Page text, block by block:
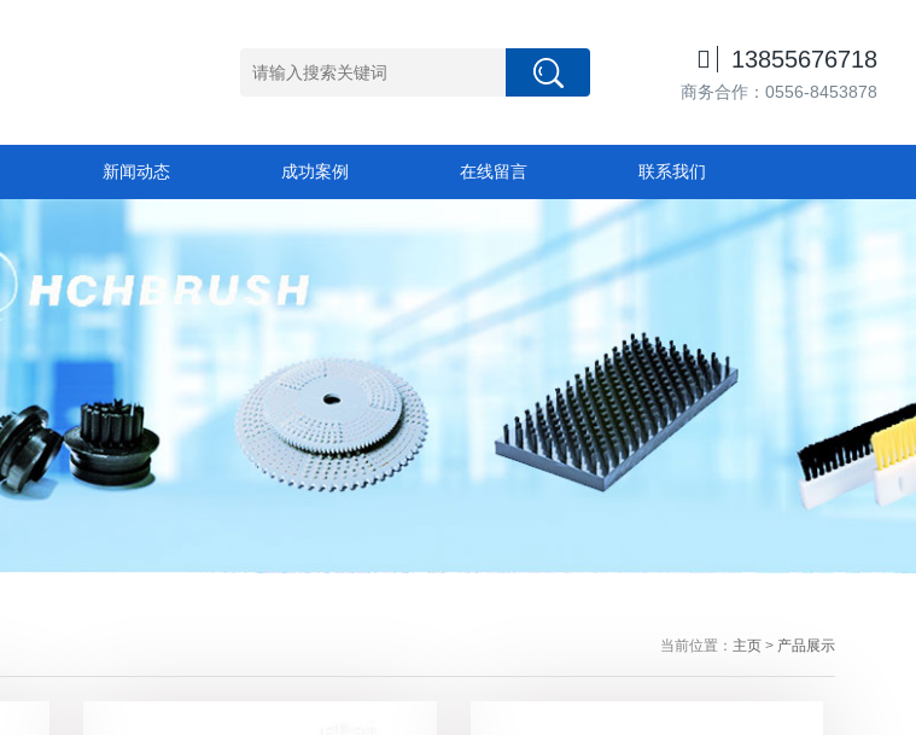
 13855676718
商务合作：0556-8453878
新闻动态 成功案例 在线留言 联系我们
当前位置： 主页> 产品展示